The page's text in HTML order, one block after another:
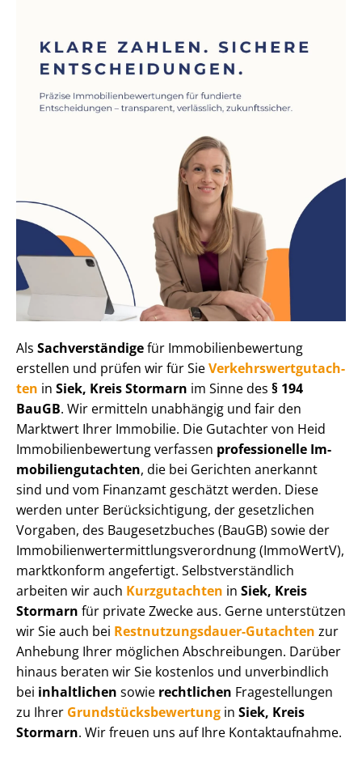
Als Sachverständigefür Im­mo­bi­li­en­be­wer­tung
erstellen und prüfen wir für SieVer­kehrs­wert­gut­ach­
ten in Siek, Kreis Stormarn im Sinne des § 194
BauGB. Wir ermitteln unabhängig und fair den
Marktwert Ihrer Immobilie. Die Gutachter von Heid
Im­mo­bi­li­en­be­wer­tung verfassen professionelle Im­
mo­bi­li­en­gut­ach­ten, die bei Gerichten anerkannt
sind und vom Finanzamt geschätzt werden. Diese
werden unter Be­rück­sich­ti­gung, der gesetzlichen
Vorgaben, des Baugesetzbuches (BauGB) sowie der
Im­mo­bi­li­en­wert­ermitt­lungs­ver­ord­nung (ImmoWertV),
marktkonform angefertigt. Selbst­ver­ständ­lich
arbeiten wir auch Kurzgutachten in Siek, Kreis
Stormarn für private Zwecke aus. Gerne unterstützen
wir Sie auch bei Rest­nut­zungs­dau­er-Gutachten zur
Anhebung Ihrer möglichen Abschreibungen. Darüber
hinaus beraten wir Sie kostenlos und unverbindlich
bei inhaltlichen sowie rechtlichen Fragestellungen
zu Ihrer Grund­stücks­be­wer­tung in Siek, Kreis
Stormarn. Wir freuen uns auf Ihre Kontaktaufnahme.